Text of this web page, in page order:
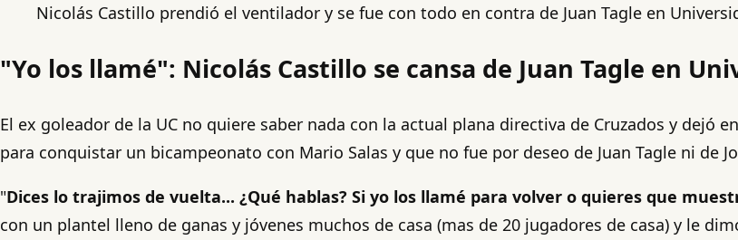
Nicolás Castillo prendió el ventilador y se fue con todo en contra de Juan Tagle en
"Yo los llamé": Nicolás Castillo se cansa de Juan Tagle en
El ex goleador de la UC no quiere saber nada con la actual plana directiva de Cruzados y dejó
para conquistar un bicampeonato con Mario Salas y que no fue por deseo de Juan Tagle ni de
"Dices lo trajimos de vuelta... ¿Qué hablas? Si yo los llamé para volver o quieres que
con un plantel lleno de ganas y jóvenes muchos de casa (mas de 20 jugadores de casa) y le